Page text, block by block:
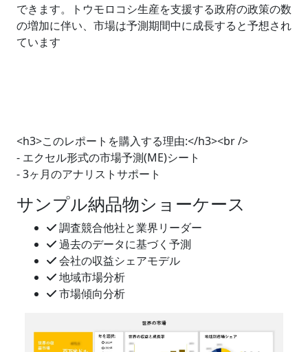
できます。トウモロコシ生産を支援する政府の政策の数
の増加に伴い、市場は予測期間中に成長すると予想され
ています
<h3>このレポートを購入する理由:</h3><br />
- エクセル形式の市場予測(ME)シート
- 3ヶ月のアナリストサポート
サンプル納品物ショーケース
調査競合他社と業界リーダー
過去のデータに基づく予測
会社の収益シェアモデル
地域市場分析
市場傾向分析